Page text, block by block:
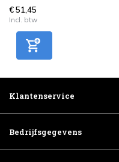
€ 51,45
Incl. btw
Klantenservice
Bedrijfsgegevens